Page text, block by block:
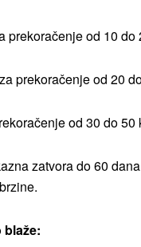
prekoračenje od 10 do
prekoračenje od 20
od 30 do 50
zatvora do 60
blaže: